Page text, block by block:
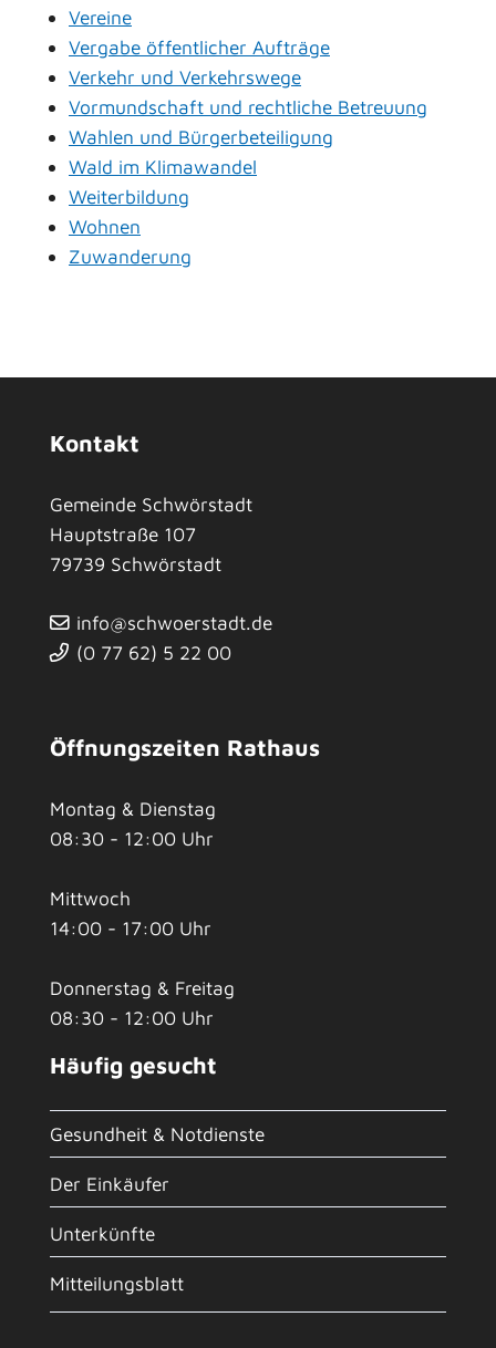
Vereine
Vergabe öffentlicher Aufträge
Verkehr und Verkehrswege
Vormundschaft und rechtliche Betreuung
Wahlen und Bürgerbeteiligung
Wald im Klimawandel
Weiterbildung
Wohnen
Zuwanderung
Kontakt
Gemeinde Schwörstadt
Hauptstraße 107
79739 Schwörstadt
info@schwoerstadt.de
(0 77 62) 5 22 00
Öffnungszeiten Rathaus
Montag & Dienstag
08:30 - 12:00 Uhr
Mittwoch
14:00 - 17:00 Uhr
Donnerstag & Freitag
08:30 - 12:00 Uhr
Häufig gesucht
Gesundheit & Notdienste
Der Einkäufer
Unterkünfte
Mitteilungsblatt